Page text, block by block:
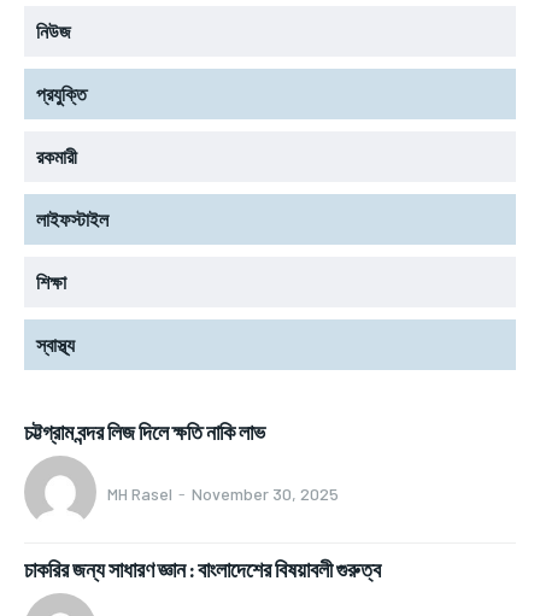
নিউজ
প্রযুক্তি
রকমারী
লাইফস্টাইল
শিক্ষা
স্বাস্থ্য
চট্টগ্রাম বন্দর লিজ দিলে ক্ষতি নাকি লাভ
MH Rasel - November 30, 2025
চাকরির জন্য সাধারণ জ্ঞান : বাংলাদেশের বিষয়াবলী গুরুত্ব